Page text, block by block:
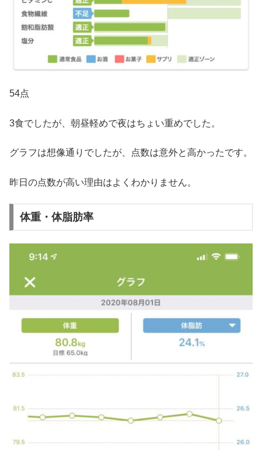
54点
3食でしたが、朝昼軽めで夜はちょい重めでした。
グラフは想像通りでしたが、点数は意外と高かったです。
昨日の点数が高い理由はよくわかりません。
体重・体脂肪率